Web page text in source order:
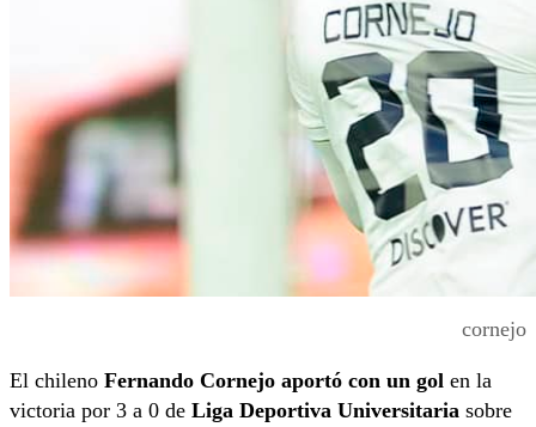
cornejo
El chileno Fernando Cornejo aportó con un gol en la
victoria por 3 a 0 de Liga Deportiva Universitaria sobre